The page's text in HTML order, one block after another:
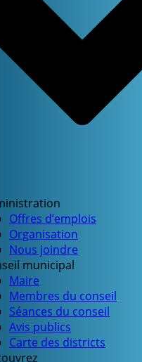
Offres d’emplois
Organisation
Nous joindre
municipal
Maire
Membres du conseil
Séances du conseil
Avis publics
Carte des districts